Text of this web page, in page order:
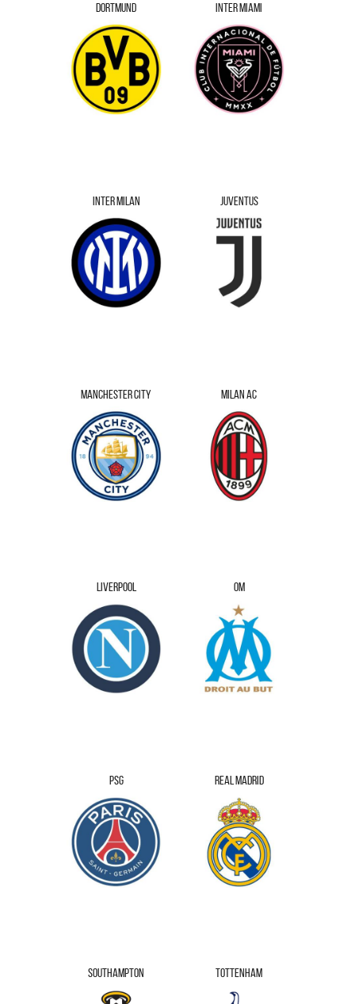
DORTMUND INTER MIAMI
INTER MILAN JUVENTUS
MANCHESTER CITY MILAN AC
LIVERPOOL OM
PSG REAL MADRID
SOUTHAMPTON TOTTENHAM